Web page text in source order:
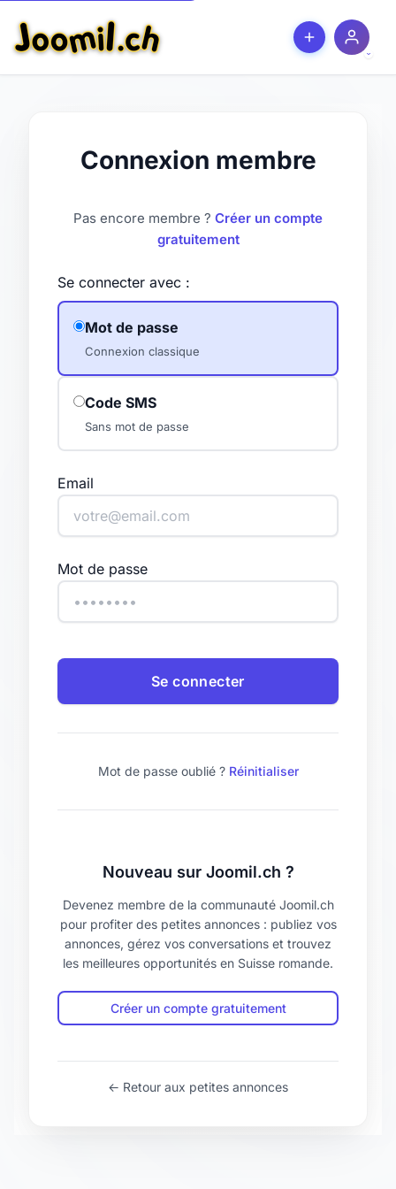
Connexion membre
Pas encore membre ? Créer un compte
gratuitement
Se connecter avec :
Mot de passe
Connexion classique
Code SMS
Sans mot de passe
Email
Mot de passe
Se connecter
Mot de passe oublié ? Réinitialiser
Nouveau sur Joomil.ch ?
Devenez membre de la communauté Joomil.ch
pour profiter des petites annonces : publiez vos
annonces, gérez vos conversations et trouvez
les meilleures opportunités en Suisse romande.
Créer un compte gratuitement
← Retour aux petites annonces